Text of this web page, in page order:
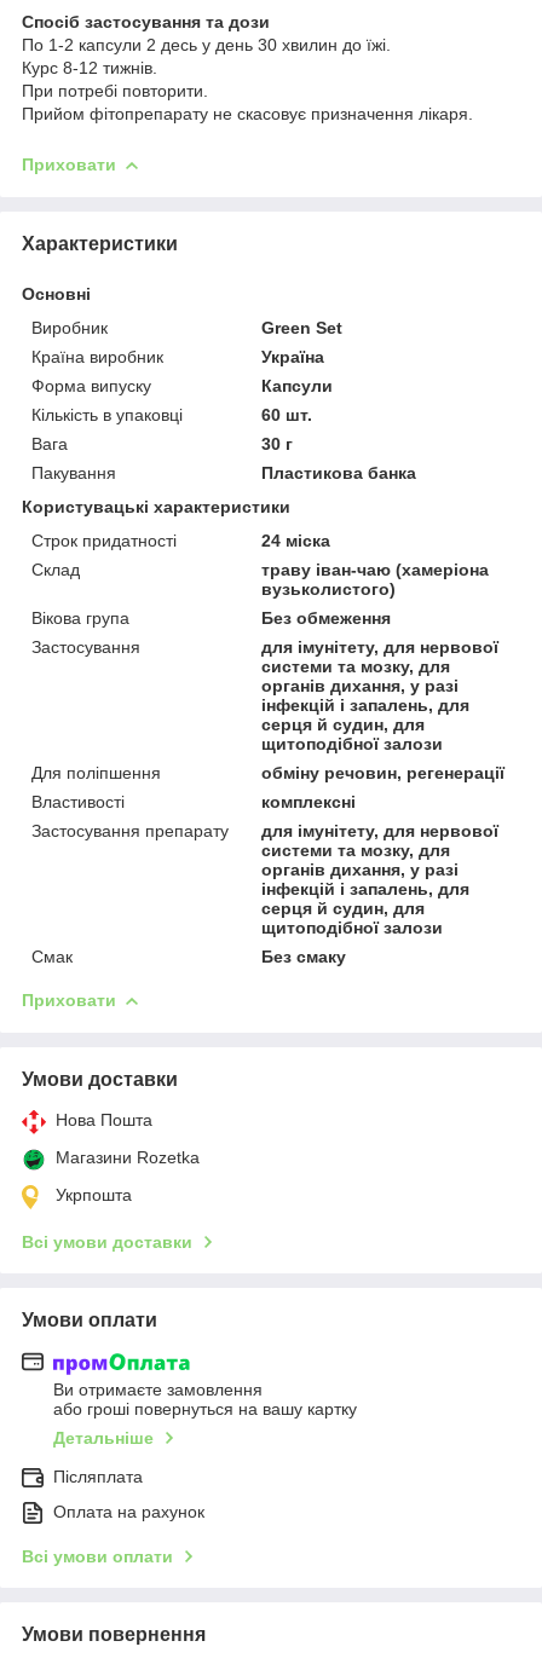
Спосіб застосування та дози
По 1-2 капсули 2 десь у день 30 хвилин до їжі.
Курс 8-12 тижнів.
При потребі повторити.
Прийом фітопрепарату не скасовує призначення лікаря.
Приховати
Характеристики
Основні
Виробник
Green Set
Країна виробник
Україна
Форма випуску
Капсули
Кількість в упаковці
60 шт.
Вага
30 г
Пакування
Пластикова банка
Користувацькі характеристики
Строк придатності
24 міска
Склад
траву іван-чаю (хамеріона
вузьколистого)
Вікова група
Без обмеження
Застосування
для імунітету, для нервової
системи та мозку, для
органів дихання, у разі
інфекцій і запалень, для
серця й судин, для
щитоподібної залози
Для поліпшення
обміну речовин, регенерації
Властивості
комплексні
Застосування препарату
для імунітету, для нервової
системи та мозку, для
органів дихання, у разі
інфекцій і запалень, для
серця й судин, для
щитоподібної залози
Смак
Без смаку
Приховати
Умови доставки
Нова Пошта
Магазини Rozetka
Укрпошта
Всі умови доставки
Умови оплати
Ви отримаєте замовлення
або гроші повернуться на вашу картку
Детальніше
Післяплата
Оплата на рахунок
Всі умови оплати
Умови повернення